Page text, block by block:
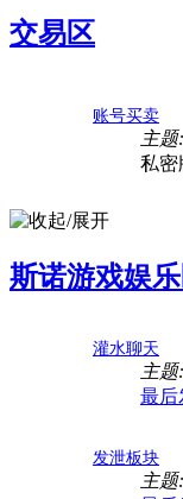
交易区
账号买卖
主题:
私密
斯诺游戏娱
灌水聊天
主题:
最后
发泄板块
主题